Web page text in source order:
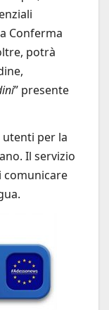
Conferma
potrà
” presente
utenti per la
Il servizio
comunicare